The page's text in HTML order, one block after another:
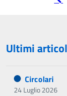
Ultimi
Circolari
24 Luglio 2026